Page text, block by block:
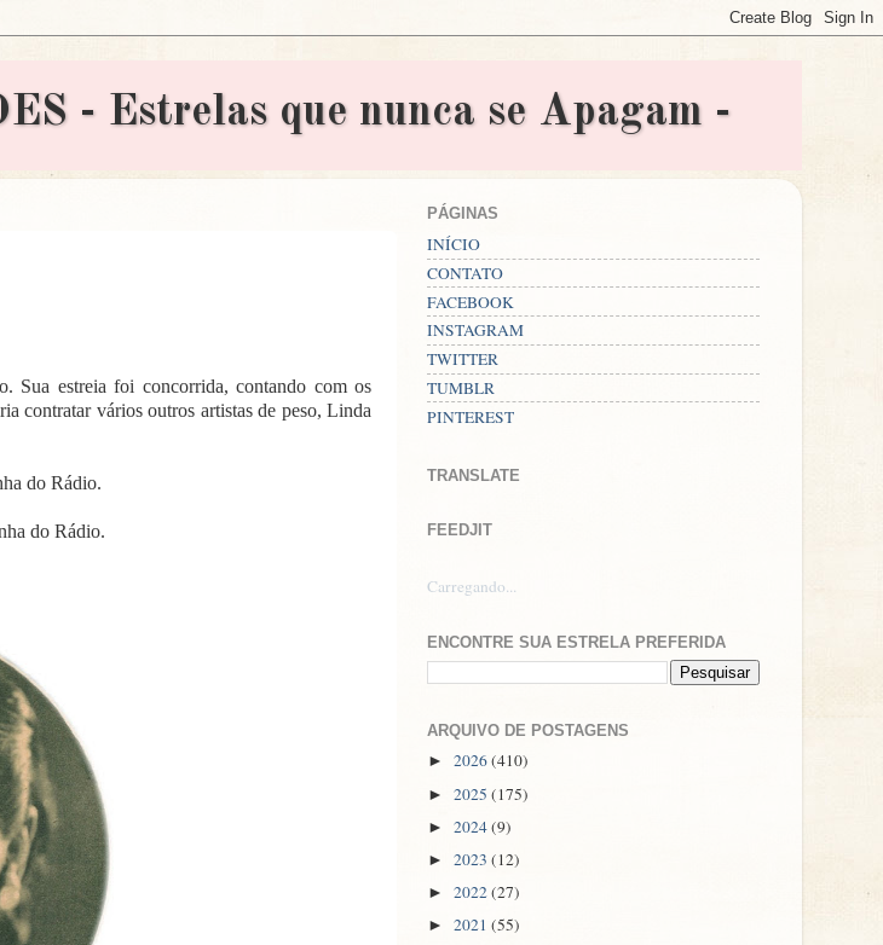
- Estrelas que nunca se Apagam -
Sua estreia foi concorrida, contando com os
contratar vários outros artistas de peso, Linda
do Rádio.
do Rádio.
PÁGINAS
INÍCIO
CONTATO
FACEBOOK
INSTAGRAM
TWITTER
TUMBLR
PINTEREST
TRANSLATE
FEEDJIT
Carregando...
ENCONTRE SUA ESTRELA PREFERIDA
ARQUIVO DE POSTAGENS
► 2026(410)
► 2025 (175)
► 2024(9)
► 2023 (12)
► 2022(27)
► 2021 (55)